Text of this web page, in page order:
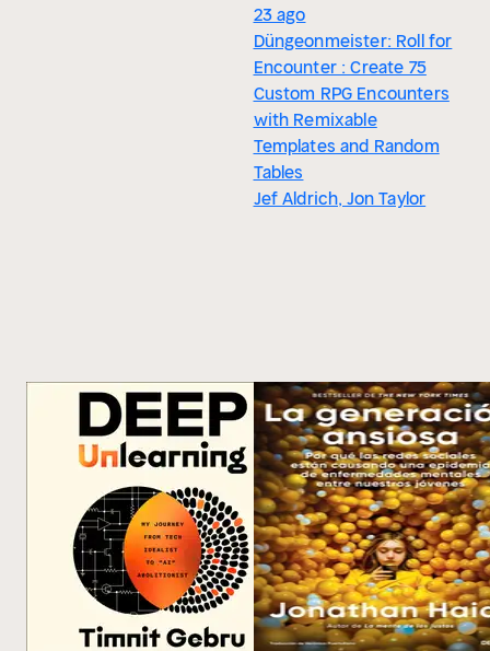
23 ago
Düngeonmeister: Roll for
Encounter : Create 75
Custom RPG Encounters
with Remixable
Templates and Random
Tables
Jef Aldrich, Jon Taylor